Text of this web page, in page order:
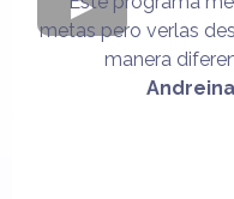
metas pero verlas
manera